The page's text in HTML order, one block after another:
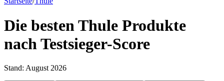
Die besten Thule Produkte
nach Testsieger-Score
Stand: August 2026